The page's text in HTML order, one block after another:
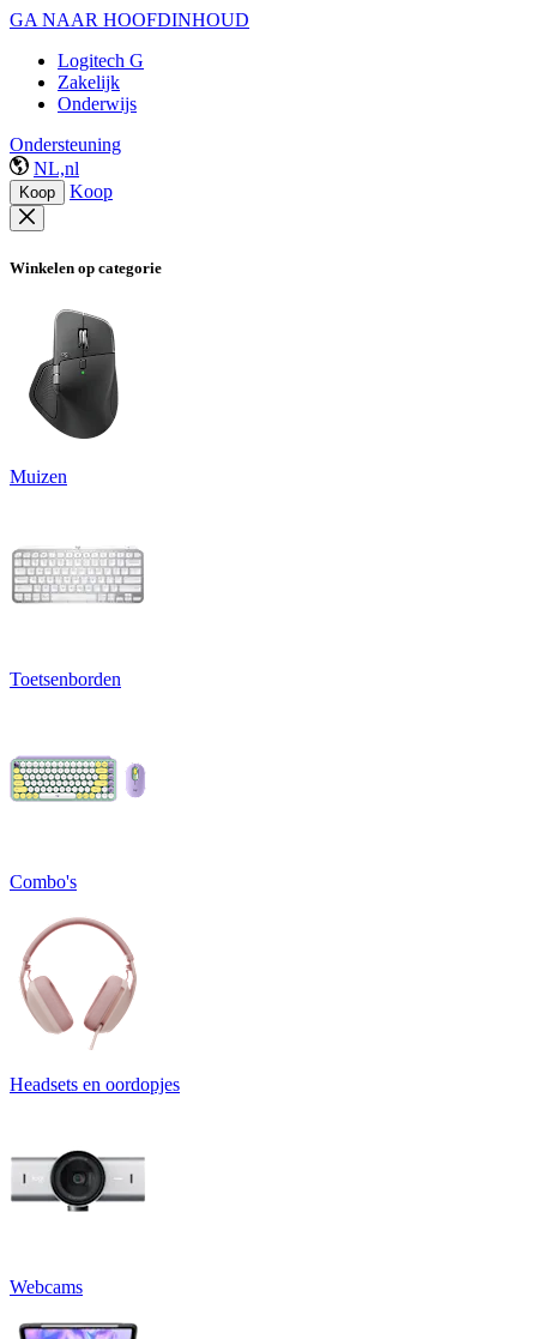
GA NAAR HOOFDINHOUD
Logitech G
Zakelijk
Onderwijs
Ondersteuning
NL,nl
Koop Koop
Winkelen op categorie
Muizen
Toetsenborden
Combo's
Headsets en oordopjes
Webcams